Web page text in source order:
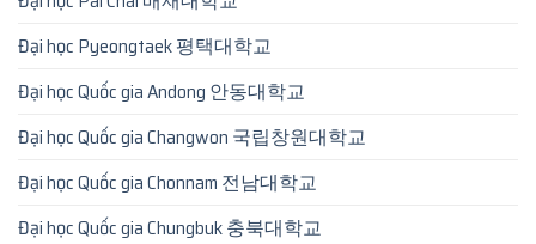
Đại học Pyeongtaek 평택대학교
Đại học Quốc gia Andong 안동대학교
Đại học Quốc gia Changwon 국립창원대학교
Đại học Quốc gia Chonnam 전남대학교
Đại học Quốc gia Chungbuk 충북대학교